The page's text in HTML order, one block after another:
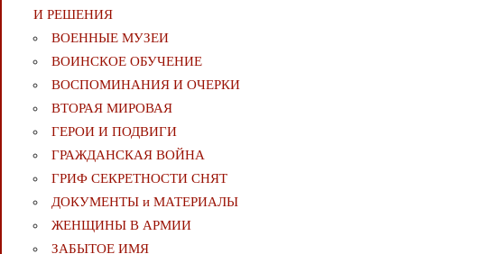
И РЕШЕНИЯ
ВОЕННЫЕ МУЗЕИ
ВОИНСКОЕ ОБУЧЕНИЕ
ВОСПОМИНАНИЯ И ОЧЕРКИ
ВТОРАЯ МИРОВАЯ
ГЕРОИ И ПОДВИГИ
ГРАЖДАНСКАЯ ВОЙНА
ГРИФ СЕКРЕТНОСТИ СНЯТ
ДОКУМЕНТЫ и МАТЕРИАЛЫ
ЖЕНЩИНЫ В АРМИИ
ЗАБЫТОЕ ИМЯ